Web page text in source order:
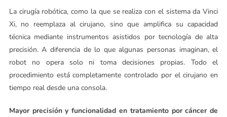
La cirugía robótica, como la que se realiza con el sistema da Vinci
Xi, no reemplaza al cirujano, sino que amplifica su capacidad
técnica mediante instrumentos asistidos por tecnología de alta
precisión. A diferencia de lo que algunas personas imaginan, el
robot no opera solo ni toma decisiones propias. Todo el
procedimiento está completamente controlado por el cirujano en
tiempo real desde una consola.
Mayor precisión y funcionalidad en tratamiento por cáncer de